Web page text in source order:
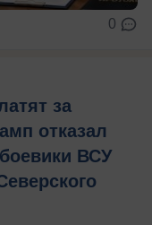
0
за
отказал
ВСУ